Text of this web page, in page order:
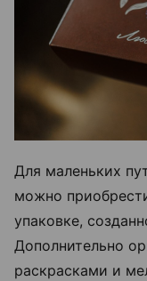
Для маленьких
можно
упаковке,
Дополнительно
раскрасками и